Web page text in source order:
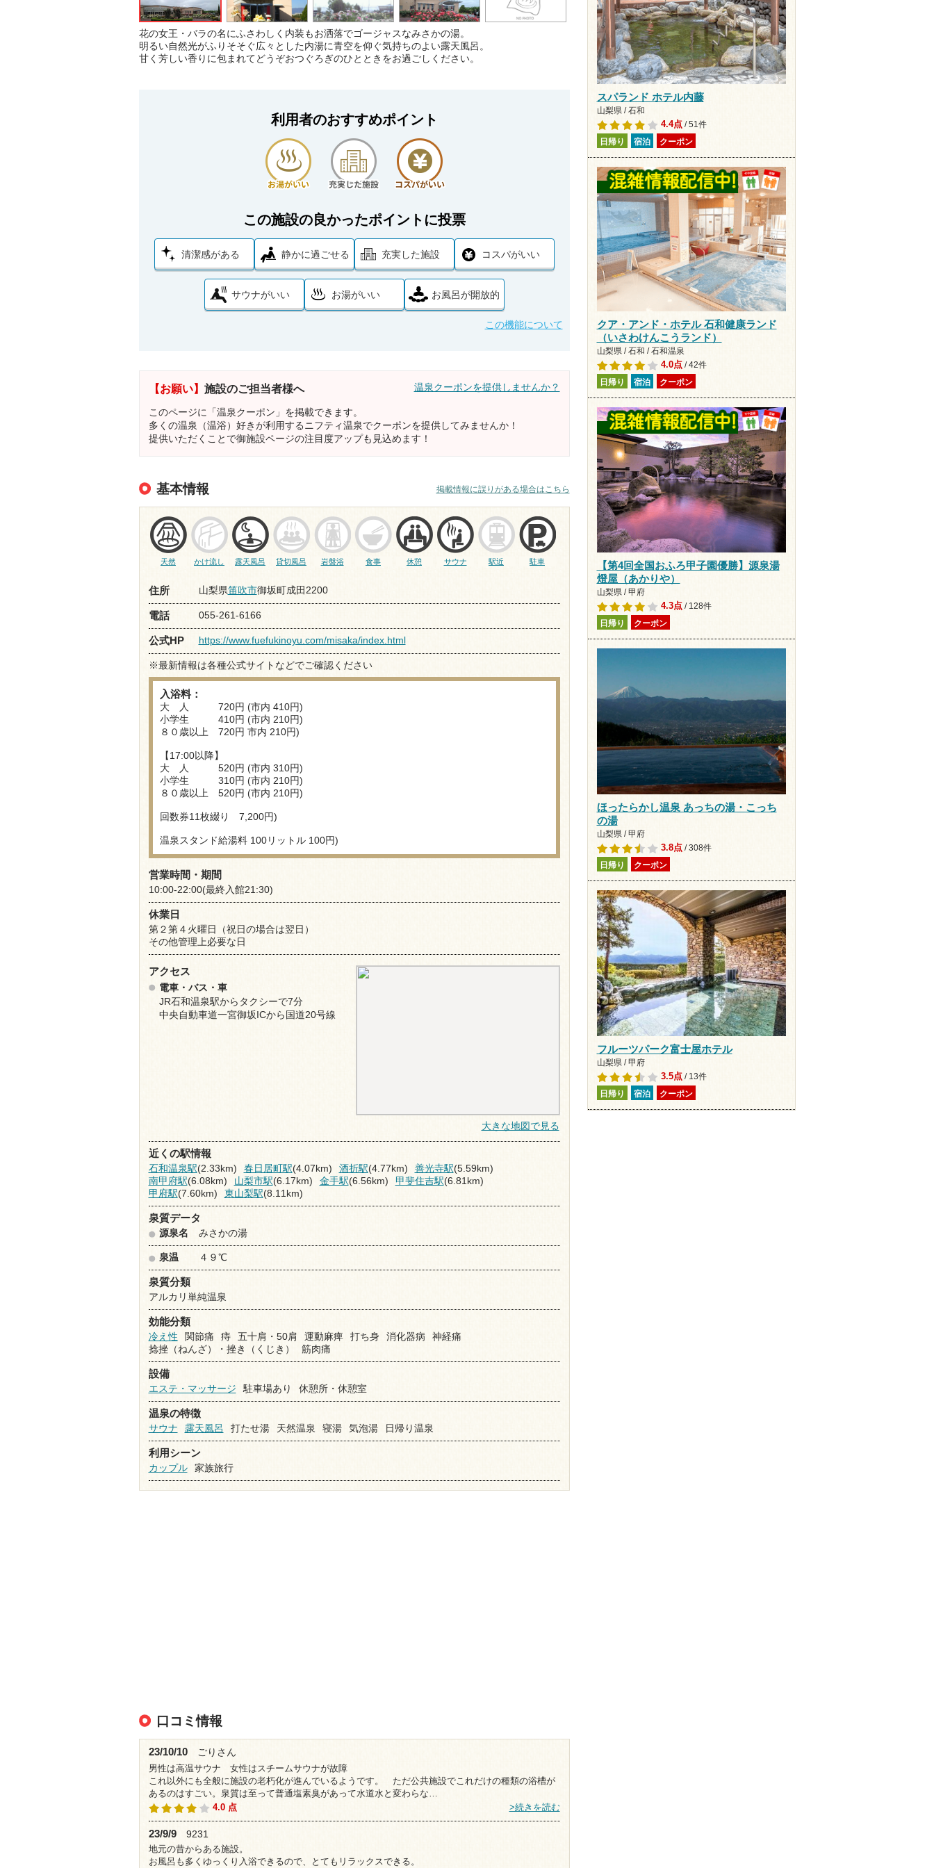
花の女王・バラの名にふさわしく内装もお洒落でゴージャスなみさかの湯。
明るい自然光がふりそそぐ広々とした内湯に青空を仰ぐ気持ちのよい露天風呂。
甘く芳しい香りに包まれてどうぞおつぐろぎのひとときをお過ごしください。
利用者のおすすめポイント
この施設の良かったポイントに投票
清潔感がある 静かに過ごせる 充実した施設 コスパがいい
サウナがいい お湯がいい お風呂が開放的
この機能について
【お願い】 施設のご担当者様へ 温泉クーポンを提供しませんか？
このページに「温泉クーポン」を掲載できます。
多くの温泉（温浴）好きが利用するニフティ温泉でクーポンを提供してみませんか！
提供いただくことで御施設ページの注目度アップも見込めます！
基本情報 掲載情報に誤りがある場合はこちら
天然 かけ流し 露天風呂 貸切風呂 岩盤浴 食事 休憩 サウナ 駅近 駐車
住所 山梨県笛吹市御坂町成田2200
電話 055-261-6166
公式HP https://www.fuefukinoyu.com/misaka/index.html
※最新情報は各種公式サイトなどでご確認ください
入浴料：
大 人 720円 (市内 410円)
小学生 410円 (市内 210円)
８０歳以上 720円 市内 210円)
【17:00以降】
大 人 520円 (市内 310円)
小学生 310円 (市内 210円)
８０歳以上 520円 (市内 210円)
回数券11枚綴り 7,200円)
温泉スタンド給湯料 100リットル 100円)
営業時間・期間
10:00-22:00(最終入館21:30)
休業日
第２第４火曜日（祝日の場合は翌日）
その他管理上必要な日
アクセス
電車・バス・車
JR石和温泉駅からタクシーで7分
中央自動車道一宮御坂ICから国道20号線
大きな地図で見る
近くの駅情報
石和温泉駅(2.33km) 春日居町駅(4.07km) 酒折駅(4.77km) 善光寺駅(5.59km)
南甲府駅(6.08km) 山梨市駅(6.17km) 金手駅(6.56km) 甲斐住吉駅(6.81km)
甲府駅(7.60km) 東山梨駅(8.11km)
泉質データ
源泉名
みさかの湯
泉温 ４９℃
泉質分類
アルカリ単純温泉
効能分類
冷え性
関節痛 痔 五十肩・50肩 運動麻痺 打ち身 消化器病
神経痛
捻挫（ねんざ）・挫き（くじき）
筋肉痛
設備
エステ・マッサージ
駐車場あり 休憩所・休憩室
温泉の特徴
サウナ
露天風呂 打たせ湯 天然温泉 寝湯 気泡湯 日帰り温泉
利用シーン
カップル
家族旅行
口コミ情報
23/10/10 ごりさん
男性は高温サウナ 女性はスチームサウナが故障
これ以外にも全般に施設の老朽化が進んでいるようです。 ただ公共施設でこれだけの種類の浴槽が
あるのはすごい。泉質は至って普通塩素臭があって水道水と変わらな…
4.0 点
>続きを読む
23/9/9 9231
地元の昔からある施設。
お風呂も多くゆっくり入浴できるので、とてもリラックスできる。
スパランド ホテル内藤
山梨県 / 石和
4.4点/ 51件
日帰り 宿泊 クーポン
クア・アンド・ホテル 石和健康ランド
（いさわけんこうランド）
山梨県 / 石和 / 石和温泉
4.0点/ 42件
日帰り 宿泊 クーポン
【第4回全国おふろ甲子園優勝】源泉湯
燈屋（あかりや）
山梨県 / 甲府
4.3点/ 128件
日帰り クーポン
ほったらかし温泉 あっちの湯・こっち
の湯
山梨県 / 甲府
3.8点/ 308件
日帰り クーポン
フルーツパーク富士屋ホテル
山梨県 / 甲府
3.5点/ 13件
日帰り 宿泊 クーポン